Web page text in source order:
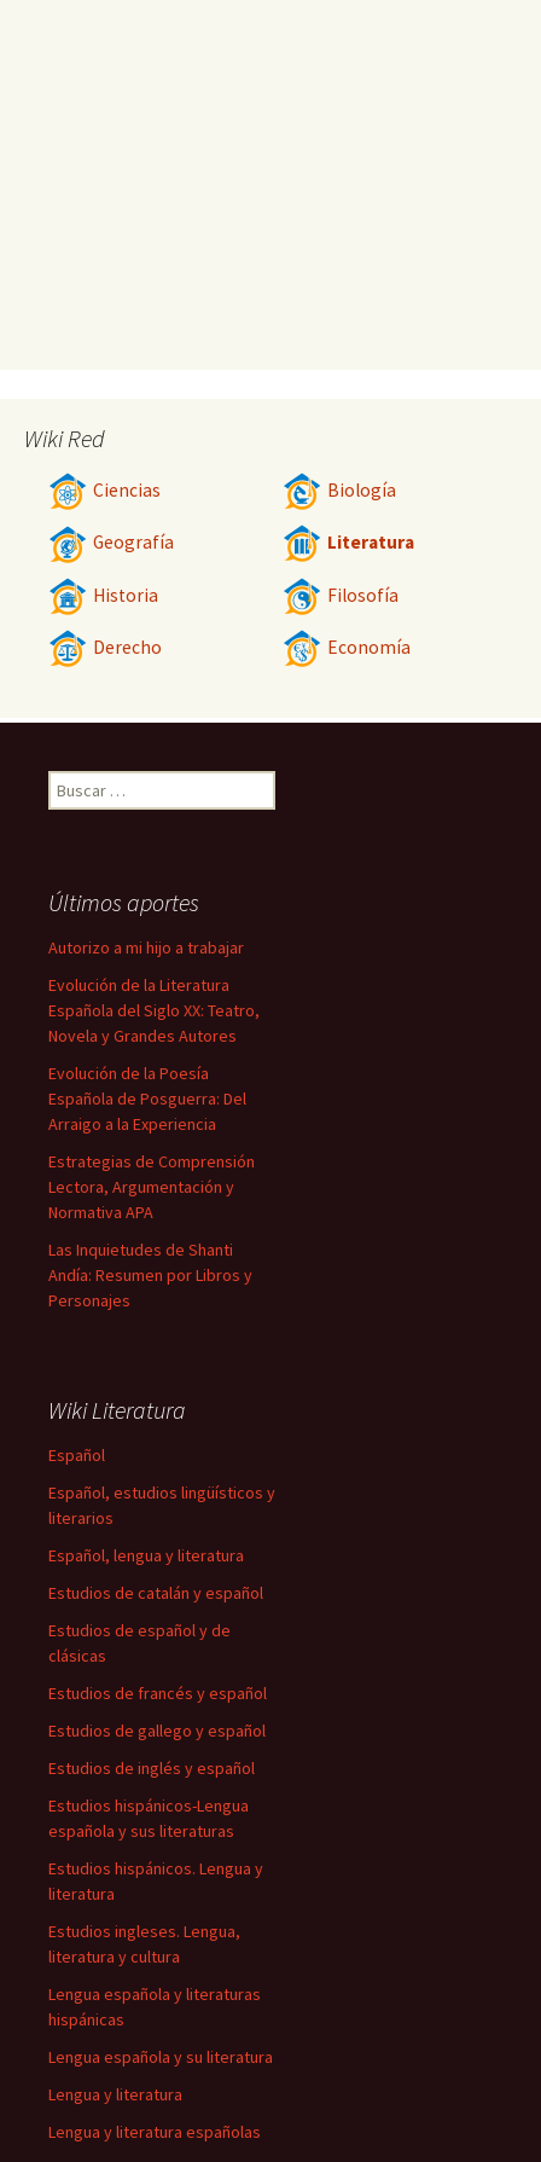
Wiki Red
Ciencias Biología
Geografía Literatura
Historia Filosofía
Derecho Economía
Buscar:
Últimos aportes
Autorizo a mi hijo a trabajar
Evolución de la Literatura
Española del Siglo XX: Teatro,
Novela y Grandes Autores
Evolución de la Poesía
Española de Posguerra: Del
Arraigo a la Experiencia
Estrategias de Comprensión
Lectora, Argumentación y
Normativa APA
Las Inquietudes de Shanti
Andía: Resumen por Libros y
Personajes
Wiki Literatura
Español
Español, estudios lingüísticos y
literarios
Español, lengua y literatura
Estudios de catalán y español
Estudios de español y de
clásicas
Estudios de francés y español
Estudios de gallego y español
Estudios de inglés y español
Estudios hispánicos-Lengua
española y sus literaturas
Estudios hispánicos. Lengua y
literatura
Estudios ingleses. Lengua,
literatura y cultura
Lengua española y literaturas
hispánicas
Lengua española y su literatura
Lengua y literatura
Lengua y literatura españolas